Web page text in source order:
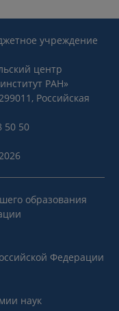
учреждение
центр
РАН»
Российская
50 50
образования
Федерации
наук